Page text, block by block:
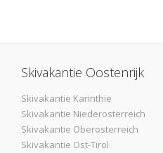
Skivakantie Oostenrijk
Skivakantie Karinthie
Skivakantie Niederosterreich
Skivakantie Oberosterreich
Skivakantie Ost-Tirol